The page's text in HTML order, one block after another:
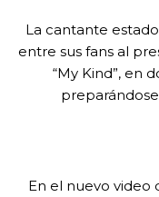
La cantante
entre sus fans al
“My Kind”, en
En el nuevo video